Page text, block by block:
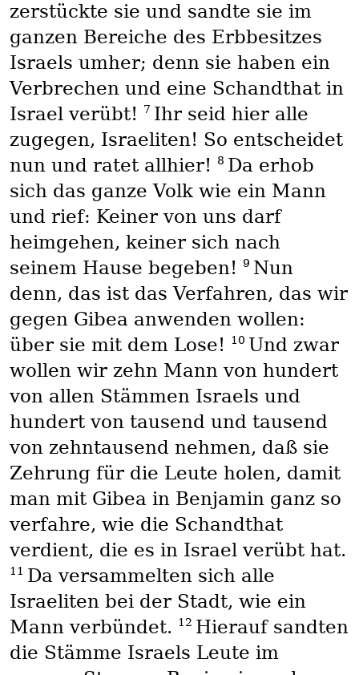
zerstückte sie und sandte sie im
ganzen Bereiche des Erbbesitzes
Israels umher; denn sie haben ein
Verbrechen und eine Schandthat in
Israel verübt!
7 Ihr seid hier alle
zugegen, Israeliten! So entscheidet
nun und ratet allhier!
8 Da erhob
sich das ganze Volk wie ein Mann
und rief: Keiner von uns darf
heimgehen, keiner sich nach
seinem Hause begeben!
9 Nun
denn, das ist das Verfahren, das wir
gegen Gibea anwenden wollen:
über sie mit dem Lose!
10 Und zwar
wollen wir zehn Mann von hundert
von allen Stämmen Israels und
hundert von tausend und tausend
von zehntausend nehmen, daß sie
Zehrung für die Leute holen, damit
man mit Gibea in Benjamin ganz so
verfahre, wie die Schandthat
verdient, die es in Israel verübt hat.
11 Da versammelten sich alle
Israeliten bei der Stadt, wie ein
Mann verbündet. 12 Hierauf sandten
die Stämme Israels Leute im